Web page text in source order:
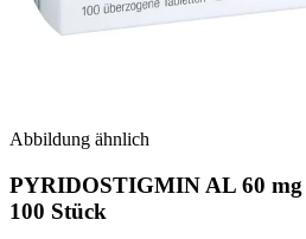
Abbildung ähnlich
PYRIDOSTIGMIN AL 60 mg
100 Stück